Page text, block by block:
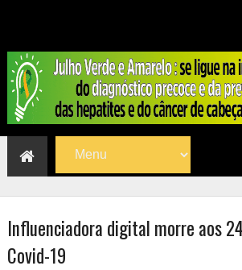
Influenciadora digital morre aos
Covid-19